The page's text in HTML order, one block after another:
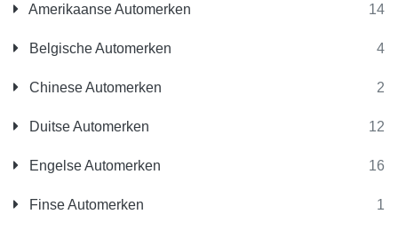
Amerikaanse Automerken 14
Belgische Automerken 4
Chinese Automerken 2
Duitse Automerken 12
Engelse Automerken 16
Finse Automerken 1